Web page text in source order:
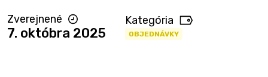
Zverejnené
7. októbra 2025
Kategória
OBJEDNÁVKY